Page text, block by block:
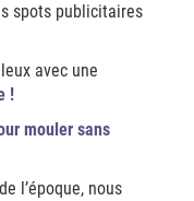
spots publicitaires
avec une
!
mouler sans
l’époque, nous